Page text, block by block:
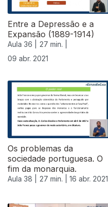
Entre a Depressão e a
Expansão (1889-1914)
Aula 36 |
27 min. |
09 abr. 2021
Os problemas da
sociedade portuguesa. O
fim da monarquia.
Aula 38 | 27 min. | 16 abr. 2021